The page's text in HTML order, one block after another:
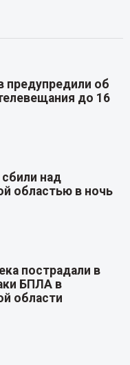
предупредили об
до 16
над
областью в ночь
пострадали в
БПЛА в
области